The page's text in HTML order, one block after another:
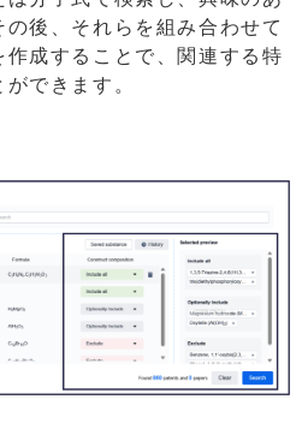
後、それらを組み合わせて
成することで、関連する特
できます。